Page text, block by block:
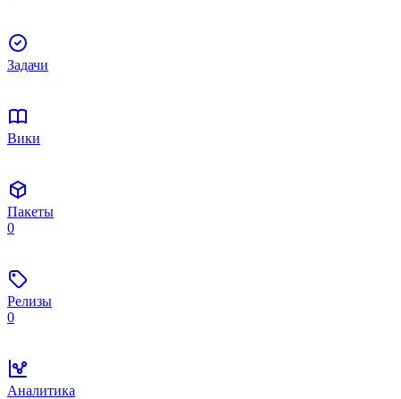
Задачи
Вики
Пакеты
0
Релизы
0
Аналитика